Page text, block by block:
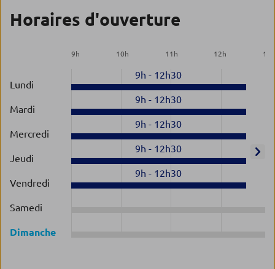
Horaires d'ouverture
9h 10h 11 h 12h 13
Lundi
9h - 12h30
Mardi
9h - 12h30
Mercredi
9h - 12h30
Jeudi
9h - 12h30
Vendredi
9h - 12h30
Samedi
Dimanche